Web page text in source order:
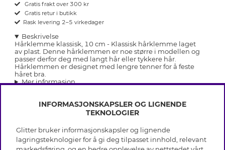
Gratis frakt over 300 kr
Gratis retur i butikk
Rask levering 2–5 virkedager
Beskrivelse
Hårklemme klassisk, 10 cm - Klassisk hårklemme laget
av plast. Denne hårklemmen er noe større i modellen og
passer derfor deg med langt hår eller tykkere hår.
Hårklemmen er designet med lengre tenner for å feste
håret bra.
Mer informasjon
INFO
INFORMASJONSKAPSLER OG LIGNENDE
TEKNOLOGIER
Glitter bruker informasjonskapsler og lignende
lagringsteknologier for å gi deg tilpasset innhold, relevant